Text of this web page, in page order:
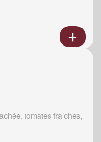
tomates fraîches,